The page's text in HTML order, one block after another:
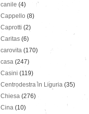
canile (4)
Cappello (8)
Caprotti (2)
Caritas (6)
carovita (170)
casa (247)
Casini (119)
Centrodestra in Liguria (35)
Chiesa (276)
Cina (10)